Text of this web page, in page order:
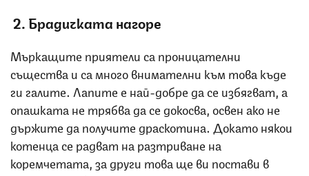
2. Брадичката нагоре
Мъркащите приятели са проницателни
същества и са много внимателни към това къде
ги галите. Лапите е най-добре да се избягват, а
опашката не трябва да се докосва, освен ако не
държите да получите драскотина. Докато някои
котенца се радват на разтриване на
коремчетата, за други това ще ви постави в